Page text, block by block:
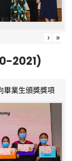
› »
2021)
畢業生頒獎獎項